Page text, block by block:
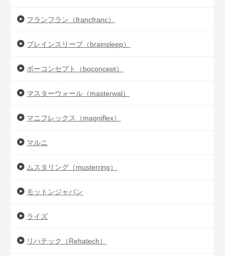
フランフラン（francfranc）
ブレインスリープ（brainsleep）
ボーコンセプト（boconcept）
マスターウォール（masterwal）
マニフレックス（magniflex）
マルニ
ムスタリング（musterring）
モットンジャパン
ライズ
リハテック（Rehatech）